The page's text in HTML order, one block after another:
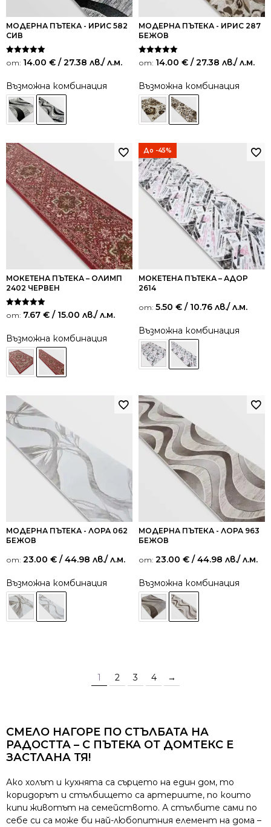
МОДЕРНА ПЪТЕКА - ИРИС 582
СИВ
Оценено на
5.00
от: 14.00 € / 27.38 лв./ л.м.
Възможна комбинация
МОДЕРНА ПЪТЕКА - ИРИС 287
БЕЖОВ
Оценено на
5.00
от: 14.00 € / 27.38 лв./ л.м.
Възможна комбинация
МОКЕТЕНА ПЪТЕКА – ОЛИМП
2402 ЧЕРВЕН
Оценено на
5.00
от: 7.67 € / 15.00 лв./ л.м.
Възможна комбинация
До -45%
МОКЕТЕНА ПЪТЕКА – АДОР
2614
от: 5.50 € / 10.76 лв./ л.м.
Възможна комбинация
МОДЕРНА ПЪТЕКА - ЛОРА 062
БЕЖОВ
от: 23.00 € / 44.98 лв./ л.м.
Възможна комбинация
МОДЕРНА ПЪТЕКА - ЛОРА 963
БЕЖОВ
от: 23.00 € / 44.98 лв./ л.м.
Възможна комбинация
1 2 3 4 →
СМЕЛО НАГОРЕ ПО СТЪЛБАТА НА
РАДОСТТА – С ПЪТЕКА ОТ ДОМТЕКС Е
ЗАСТЛАНА ТЯ!
Ако холът и кухнята са сърцето на един дом, то
коридорът и стълбището са артериите, по които
кипи животът на семейството. А стълбите сами по
себе си са може би най-любопитния елемент на дома –